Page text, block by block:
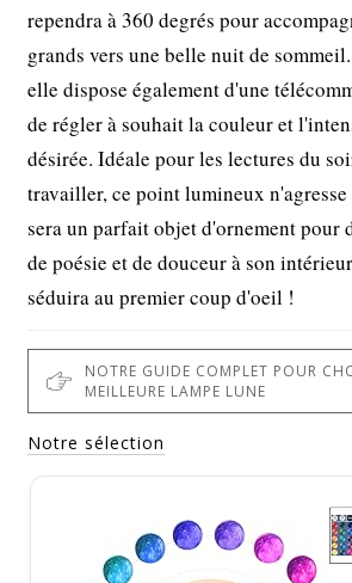
rependra à 360 degrés pour
grands vers une belle nuit de
elle dispose également d'une
de régler à souhait la couleur et
désirée. Idéale pour les lectures du
travailler, ce point lumineux n'agresse
sera un parfait objet d'ornement pour
de poésie et de douceur à son
séduira au premier coup d'oeil !
NOTRE GUIDE COMPLET POUR
MEILLEURE LAMPE LUNE
Notre sélection